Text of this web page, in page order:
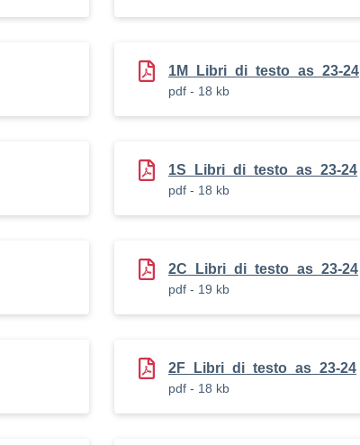
1M_Libri_di_testo_as_23-24
pdf - 18 kb
1S_Libri_di_testo_as_23-24
pdf - 18 kb
2C_Libri_di_testo_as_23-24
pdf - 19 kb
2F_Libri_di_testo_as_23-24
pdf - 18 kb